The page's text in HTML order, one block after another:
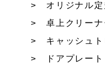
オリジナル定
卓上クリーナ
キャッシュト
ドアプレート